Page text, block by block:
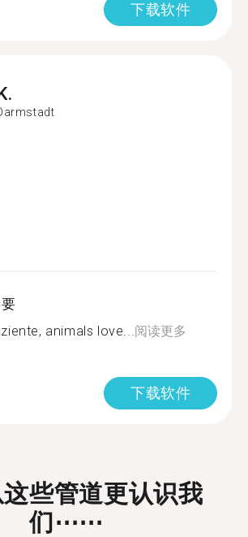
下载软件
animals love...阅读更多
下载软件
些管道更认识我
们⋯⋯